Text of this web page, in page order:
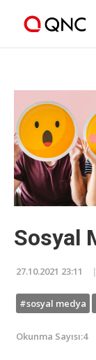
Sosyal
27.10.2021 23:11
#sosyal medya
Okunma Sayısı:4